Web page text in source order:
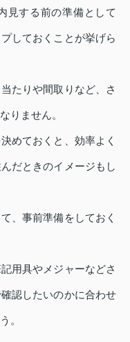
見する前の準備として
しておくことが挙げら
たりや間取りなど、さ
りません。
めておくと、効率よく
だときのイメージもし
、事前準備をしておく
用具やメジャーなどさ
認したいのかに合わせ
。